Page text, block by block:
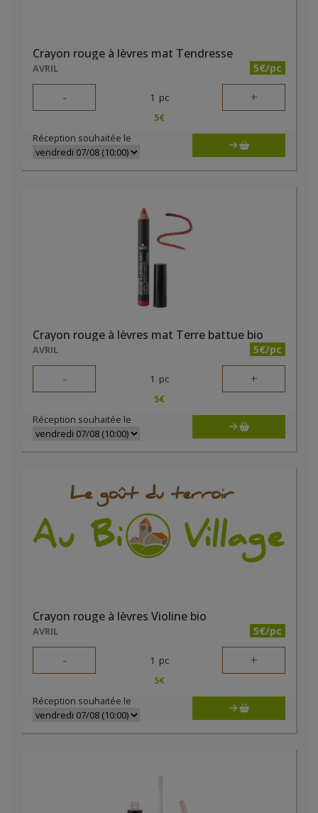
Crayon rouge à lèvres mat Tendresse
AVRIL 5€/pc
- 1 pc +
5€
Réception souhaitée le
Crayon rouge à lèvres mat Terre battue bio
AVRIL 5€/pc
- 1 pc +
5€
Réception souhaitée le
Crayon rouge à lèvres Violine bio
AVRIL 5€/pc
- 1 pc +
5€
Réception souhaitée le